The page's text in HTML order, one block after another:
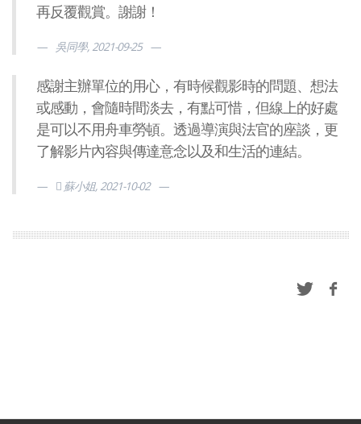
再反覆觀賞。謝謝！
吳同學, 2021-09-25
感謝主辦單位的用心，有時候觀影時的問題、想法
或感動，會隨時間淡去，有點可惜，但線上的好處
是可以不用舟車勞頓。透過導演與法官的座談，更
了解影片內容與傳達意念以及和生活的連結。
 蘇小姐, 2021-10-02